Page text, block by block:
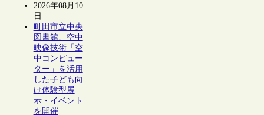
2026年08月10
日
町田市立中央
図書館、空中
映像技術「空
中コンピュー
ター」を活用
した子ども向
け体験型展
示・イベント
を開催